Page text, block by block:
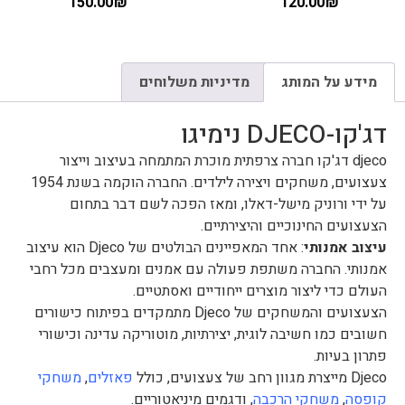
מידע על המותג מדיניות משלוחים
דג'קו-DJECO נימיגו
djeco דג'קו חברה צרפתית מוכרת המתמחה בעיצוב וייצור
צעצועים, משחקים ויצירה לילדים. החברה הוקמה בשנת 1954
על ידי ורוניק מישל-דאלו, ומאז הפכה לשם דבר בתחום
הצעצועים החינוכיים והיצירתיים.
עיצוב אמנותי
: אחד המאפיינים הבולטים של Djeco הוא עיצוב
אמנותי. החברה משתפת פעולה עם אמנים ומעצבים מכל רחבי
העולם כדי ליצור מוצרים ייחודיים ואסתטיים.
הצעצועים והמשחקים של Djeco מתמקדים בפיתוח כישורים
חשובים כמו חשיבה לוגית, יצירתיות, מוטוריקה עדינה וכישורי
פתרון בעיות.
Djeco מייצרת מגוון רחב של צעצועים, כולל
פאזלים,משחקי
קופסה,משחקי הרכבה, ודגמים מיניאטוריים.